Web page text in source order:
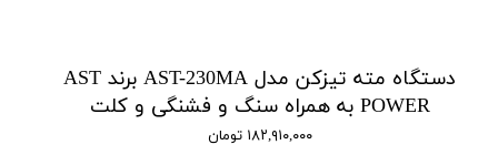
دستگاه مته تیزکن مدل AST-230MA برند AST
POWER به همراه سنگ و فشنگی و کلت
۱۸۲,۹۱۰,۰۰۰ تومان